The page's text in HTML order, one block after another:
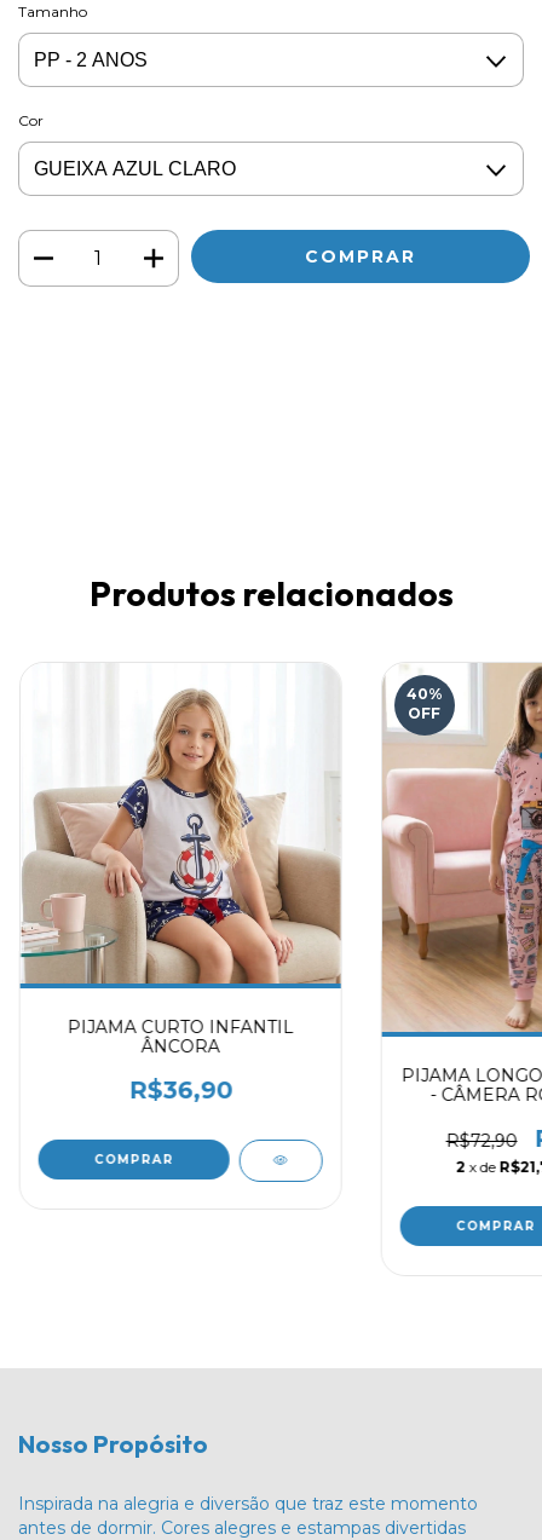
Tamanho
Cor
Produtos relacionados
PIJAMA CURTO INFANTIL
ÂNCORA
R$36,90
COMPRAR
40%
OFF
PIJAMA
- CÂMERA
R$72,90
2 x de
COMPRAR
Nosso Propósito
Inspirada na alegria e diversão que traz este momento
antes de dormir. Cores alegres e estampas divertidas